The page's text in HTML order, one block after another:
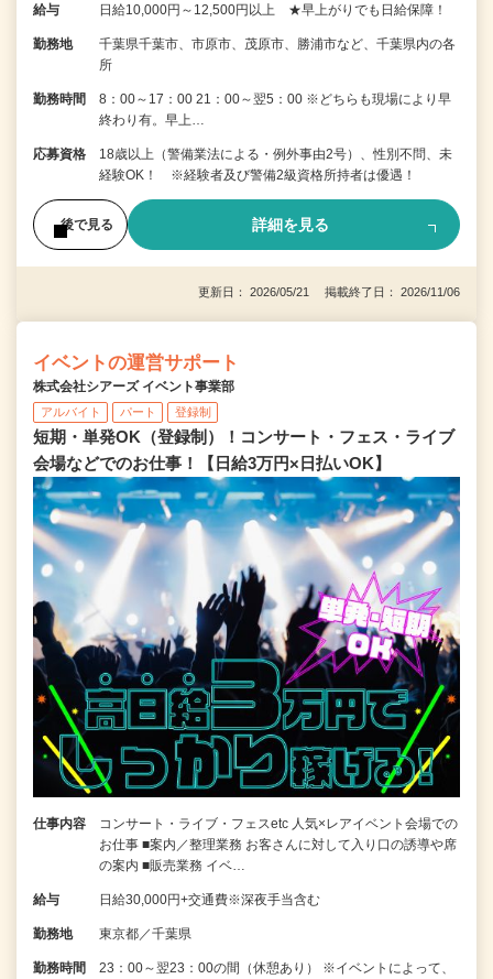
給与 日給10,000円～12,500円以上 ★早上がりでも日給保障！
勤務地
千葉県千葉市、市原市、茂原市、勝浦市など、千葉県内の各
所
勤務時間
8：00～17：00 21：00～翌5：00 ※どちらも現場により早
終わり有。早上…
応募資格
18歳以上（警備業法による・例外事由2号）、性別不問、未
経験OK！ ※経験者及び警備2級資格所持者は優遇！
後で見る 詳細を見る
更新日： 2026/05/21 掲載終了日： 2026/11/06
イベントの運営サポート
株式会社シアーズ イベント事業部
アルバイト パート 登録制
短期・単発OK（登録制）！コンサート・フェス・ライブ
会場などでのお仕事！【日給3万円×日払いOK】
仕事内容
コンサート・ライブ・フェスetc 人気×レアイベント会場での
お仕事 ■案内／整理業務 お客さんに対して入り口の誘導や席
の案内 ■販売業務 イベ…
給与 日給30,000円+交通費※深夜手当含む
勤務地 東京都／千葉県
勤務時間
23：00～翌23：00の間（休憩あり） ※イベントによって、